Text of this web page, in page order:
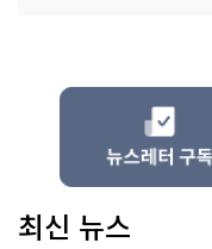
최신 뉴스